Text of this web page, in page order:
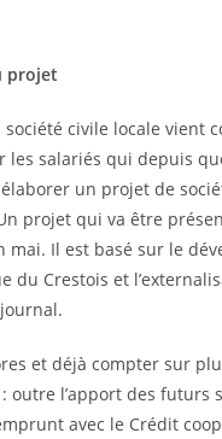
projet
civile locale vient
les salariés qui depuis
un projet de
projet qui va être
mai. Il est basé sur le
du Crestois et
et déjà compter sur
outre l’apport des futurs
avec le Crédit